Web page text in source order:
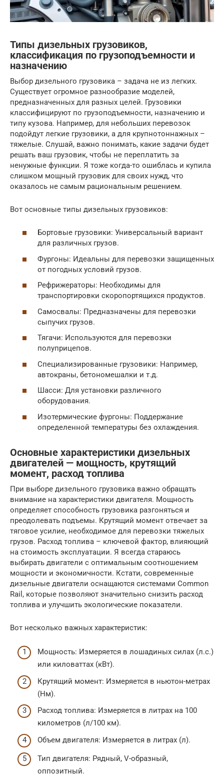
Типы дизельных грузовиков,
классификация по грузоподъемности и
назначению
Выбор дизельного грузовика – задача не из легких.
Существует огромное разнообразие моделей,
предназначенных для разных целей. Грузовики
классифицируют по грузоподъемности, назначению и
типу кузова. Например, для небольших перевозок
подойдут легкие грузовики, а для крупнотоннажных –
тяжелые. Слушай, важно понимать, какие задачи будет
решать ваш грузовик, чтобы не переплатить за
ненужные функции. Я тоже когда-то ошиблась и купила
слишком мощный грузовик для своих нужд, что
оказалось не самым рациональным решением.
Вот основные типы дизельных грузовиков:
Бортовые грузовики: Универсальный вариант
для различных грузов.
Фургоны: Идеальны для перевозки защищенных
от погодных условий грузов.
Рефрижераторы: Необходимы для
транспортировки скоропортящихся продуктов.
Самосвалы: Предназначены для перевозки
сыпучих грузов.
Тягачи: Используются для перевозки
полуприцепов.
Специализированные грузовики: Например,
автокраны, бетономешалки и т.д.
Шасси: Для установки различного
оборудования.
Изотермические фургоны: Поддержание
определенной температуры без охлаждения.
Основные характеристики дизельных
двигателей — мощность, крутящий
момент, расход топлива
При выборе дизельного грузовика важно обращать
внимание на характеристики двигателя. Мощность
определяет способность грузовика разгоняться и
преодолевать подъемы. Крутящий момент отвечает за
тяговое усилие, необходимое для перевозки тяжелых
грузов. Расход топлива – ключевой фактор, влияющий
на стоимость эксплуатации. Я всегда стараюсь
выбирать двигатели с оптимальным соотношением
мощности и экономичности. Кстати, современные
дизельные двигатели оснащаются системами Common
Rail, которые позволяют значительно снизить расход
топлива и улучшить экологические показатели.
Вот несколько важных характеристик:
Мощность: Измеряется в лошадиных силах (л.с.)
или киловаттах (кВт).
Крутящий момент: Измеряется в ньютон-метрах
(Нм).
Расход топлива: Измеряется в литрах на 100
километров (л/100 км).
Объем двигателя: Измеряется в литрах (л).
Тип двигателя: Рядный, V-образный,
оппозитный.